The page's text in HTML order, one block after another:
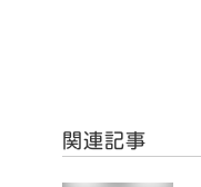
関連記事